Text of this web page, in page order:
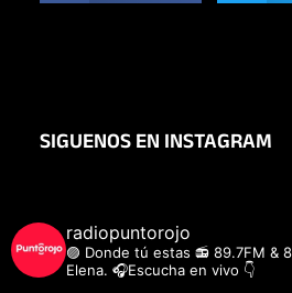
SIGUENOS EN INSTAGRAM
radiopuntorojo
🟣 Donde tú estas 📻 89.7FM &
Elena. 🎧Escucha en vivo 👇